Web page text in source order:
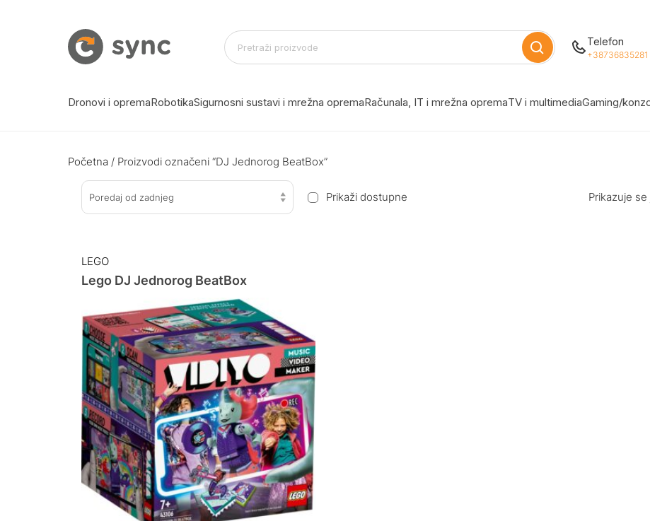
Telefon
+38736835281
Dronovi i opremaRobotikaSigurnosni sustavi i mrežna opremaRačunala, IT i mrežna opremaTV i multimediaGaming/
Početna / Proizvodi označeni “DJ Jednorog BeatBox”
Poredaj od zadnjeg Prikaži dostupne Prikazuje
LEGO
Lego DJ Jednorog BeatBox